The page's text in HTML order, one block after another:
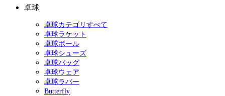
卓球
卓球カテゴリすべて
卓球ラケット
卓球ボール
卓球シューズ
卓球バッグ
卓球ウェア
卓球ラバー
Butterfly